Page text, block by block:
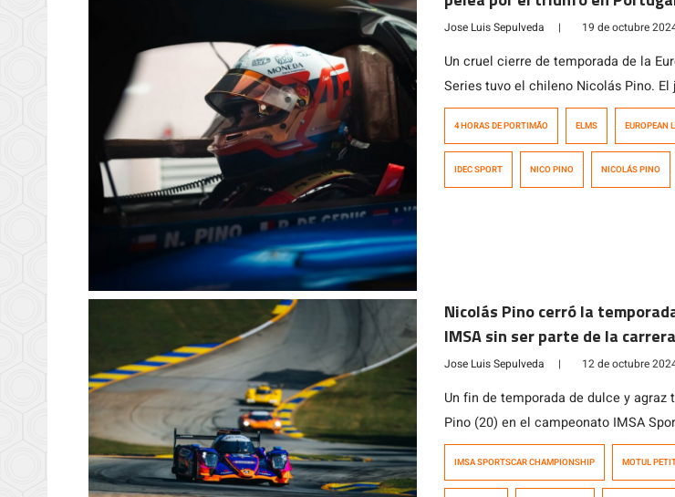
Jose Luis Sepulveda | 19 de octubre
Un cruel cierre de temporada de la
Series tuvo el chileno Nicolás Pino.
el encargado de largar la carrera para
giro, en un excelente adelantamiento
dejó atrás al venezolano Manuel
4 HORAS DE PORTIMÃO ELMS EUROPEAN
IDEC SPORT NICO PINO NICOLÁS PINO
Nicolás Pino cerró la
IMSA sin ser parte de la carrera
Jose Luis Sepulveda | 12 de octubre
Un fin de temporada de dulce y agraz
Pino (20) en el campeonato IMSA
Estados Unidos. Ayer, Ben Keating, su
IMSA SPORTSCAR CHAMPIONSHIP MOTUL